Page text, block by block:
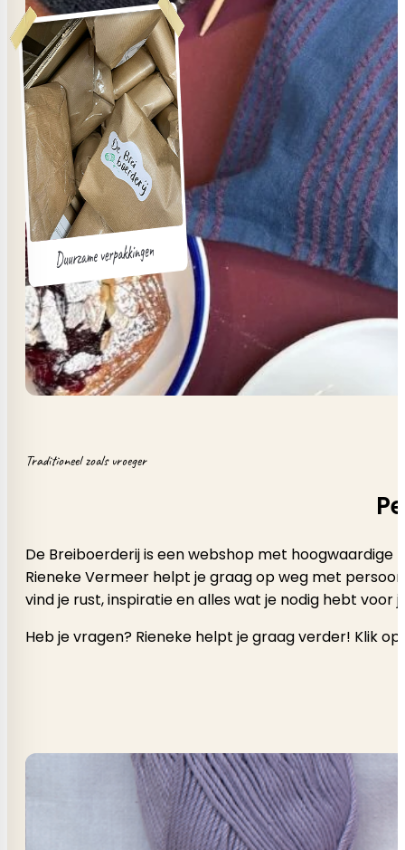
Traditioneel zoals vroeger
De Breiboerderij is een webshop met
Rieneke Vermeer helpt je graag op weg met
vind je rust, inspiratie en alles wat je nodig hebt voor
Heb je vragen? Rieneke helpt je graag verder! Klik